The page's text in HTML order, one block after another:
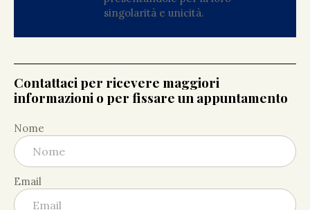
singolarità e unicità.
Contattaci per ricevere maggiori
informazioni o per fissare un appuntamento
Nome
Email